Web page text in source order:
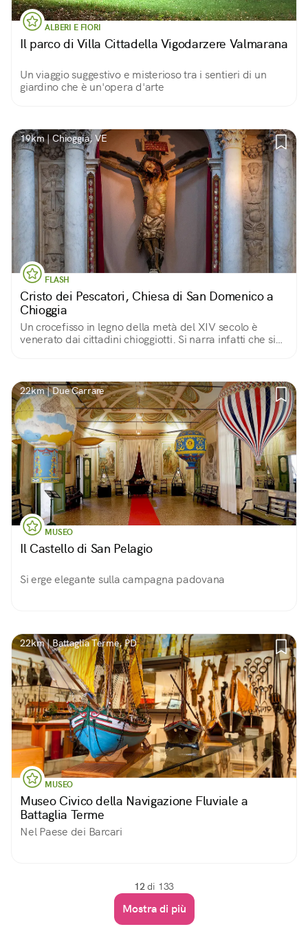
ALBERI E FIORI
Il parco di Villa Cittadella Vigodarzere Valmarana
Un viaggio suggestivo e misterioso tra i sentieri di un
giardino che è un'opera d'arte
19km | Chioggia, VE
FLASH
Cristo dei Pescatori, Chiesa di San Domenico a
Chioggia
Un crocefisso in legno della metà del XIV secolo è
venerato dai cittadini chioggiotti. Si narra infatti che sia
22km | Due Carrare
MUSEO
Il Castello di San Pelagio
Si erge elegante sulla campagna padovana
22km | Battaglia Terme, PD
MUSEO
Museo Civico della Navigazione Fluviale a
Battaglia Terme
Nel Paese dei Barcari
12di 133
Mostra di più